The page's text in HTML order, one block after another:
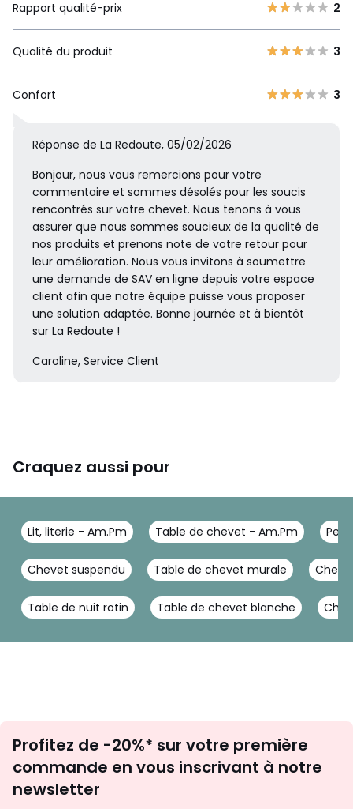
Rapport qualité-prix 2
Qualité du produit 3
Confort 3
Réponse de La Redoute, 05/02/2026
Bonjour, nous vous remercions pour votre
commentaire et sommes désolés pour les soucis
rencontrés sur votre chevet. Nous tenons à vous
assurer que nous sommes soucieux de la qualité de
nos produits et prenons note de votre retour pour
leur amélioration. Nous vous invitons à soumettre
une demande de SAV en ligne depuis votre espace
client afin que notre équipe puisse vous proposer
une solution adaptée. Bonne journée et à bientôt
sur La Redoute !
Caroline, Service Client
Craquez aussi pour
Lit, literie - Am.Pm Table de chevet - Am.Pm
Chevet suspendu Table de chevet murale
Table de nuit rotin Table de chevet blanche
newsletter
Profitez de -20%* sur votre première
commande en vous inscrivant à notre
newsletter